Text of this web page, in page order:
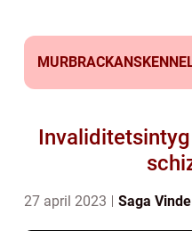
27 april 2023 Saga Vinde